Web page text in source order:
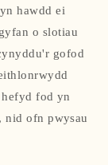
hawdd ei
o slotiau
gofod
fod yn
ofn pwysau